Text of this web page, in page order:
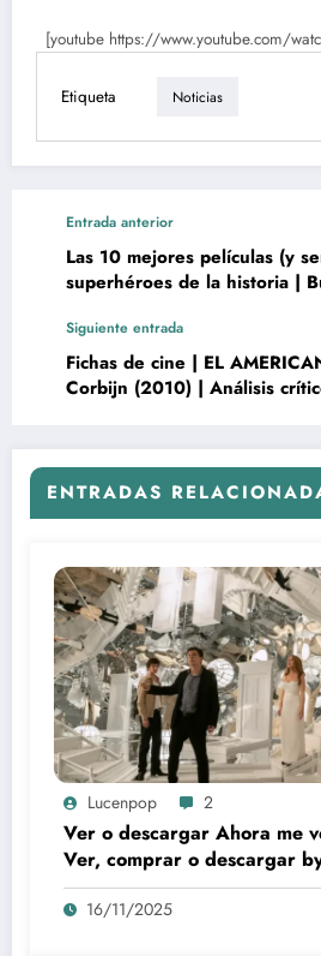
[youtube https://www.youtube.com/
Etiqueta Noticias
Entrada anterior
Las 10 mejores películas (y
superhéroes de la historia |
Fox…
Siguiente entrada
Fichas de cine | EL
Corbijn (2010) | Análisis
ENTRADAS
Lucenpop 2
Ver o descargar Ahora me
Ver, comprar o descargar
16/11/2025